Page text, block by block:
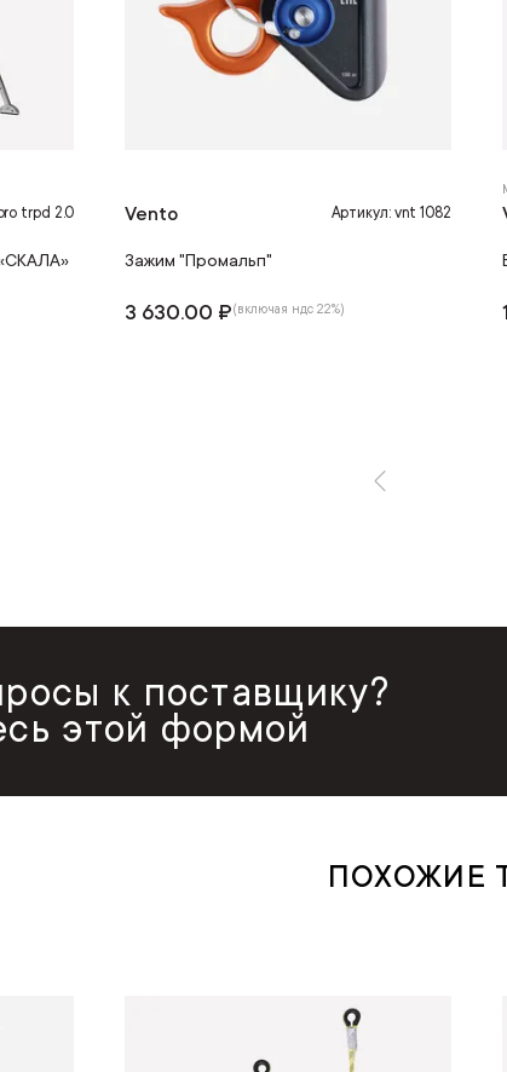
trpd 2.0 Vento Артикул: vnt 1082
Зажим "Промальп"
3 630.00 ₽(включая ндс 22%)
к поставщику?
этой формой
ПОХОЖИЕ